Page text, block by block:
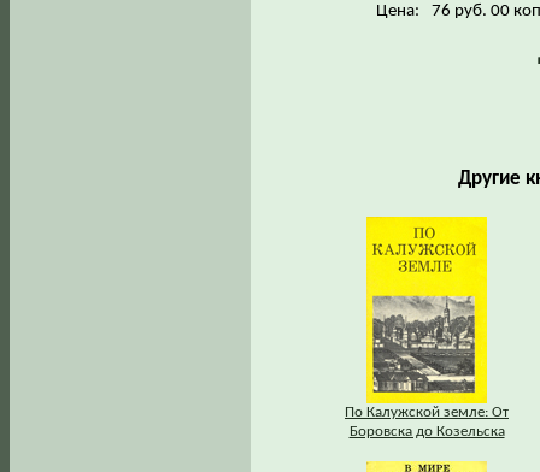
Цена:
76 руб. 00
Другие
По Калужской земле: От
Боровска до Козельска